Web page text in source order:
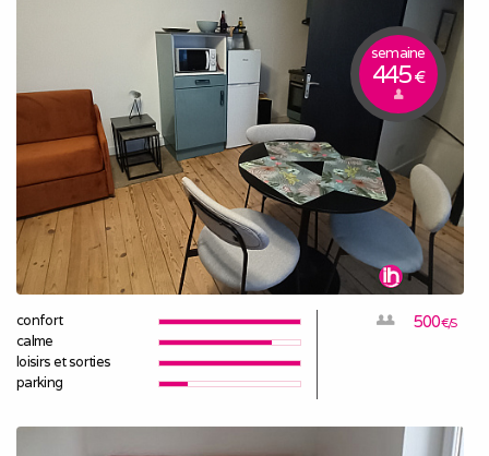
semaine
445€
confort
calme
loisirs et sorties
parking
500€/S